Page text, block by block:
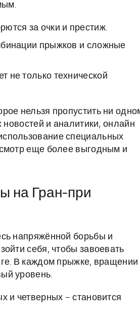
за очки и престиж.
прыжков и сложные
не только технической
нельзя пропустить ни
новостей и аналитики, онлайн
специальных
еще более выгодным и
на Гран-при
напряжённой борьбы и
себя, чтобы завоевать
В каждом прыжке, вращении
уровень.
и четверных – становится